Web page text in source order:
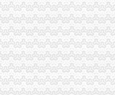
区_新浪博客
记账公司
更验资-重庆爱问分类
天涯社区
重庆智联招聘
新区其它招商加盟代理|